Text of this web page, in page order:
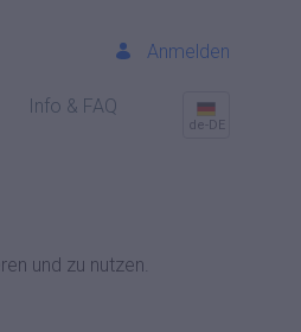
Anmelden
Info & FAQ
de-DE
und zu nutzen.